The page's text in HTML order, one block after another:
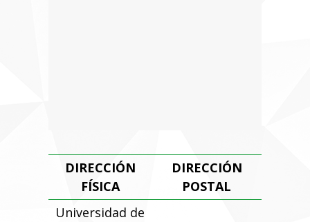
DIRECCIÓN
FÍSICA
DIRECCIÓN
POSTAL
Universidad de